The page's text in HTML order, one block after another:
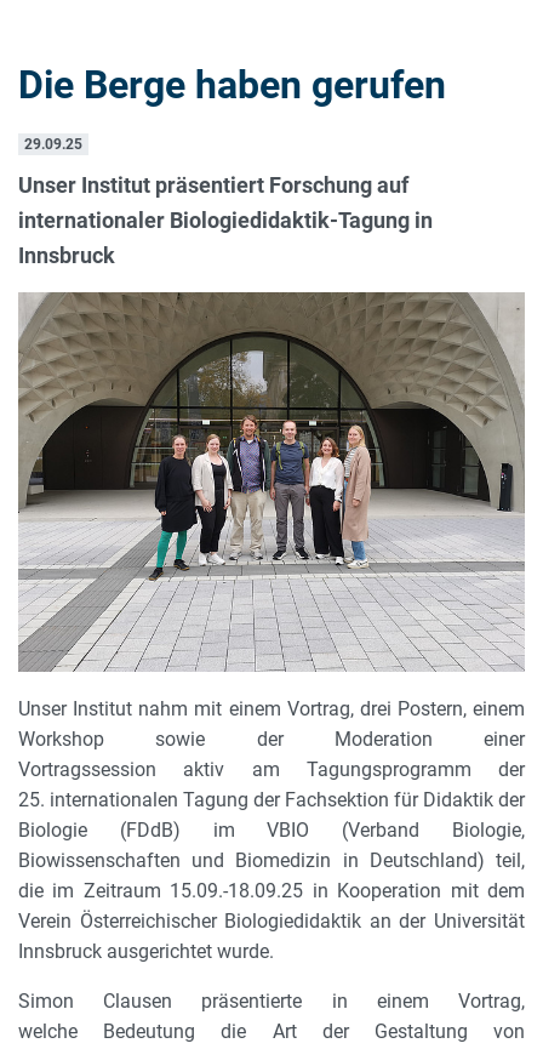
Die Berge haben gerufen
29.09.25
Unser Institut präsentiert Forschung auf
internationaler Biologiedidaktik-Tagung in
Innsbruck
Unser Institut nahm mit einem Vortrag, drei Postern, einem
Workshop sowie der Moderation einer
Vortragssession aktiv am Tagungsprogramm der
25. internationalen Tagung der Fachsektion für Didaktik der
Biologie (FDdB) im VBIO (Verband Biologie,
Biowissenschaften und Biomedizin in Deutschland) teil,
die im Zeitraum 15.09.-18.09.25 in Kooperation mit dem
Verein Österreichischer Biologiedidaktik an der Universität
Innsbruck ausgerichtet wurde.
Simon Clausen präsentierte in einem Vortrag,
welche Bedeutung die Art der Gestaltung von